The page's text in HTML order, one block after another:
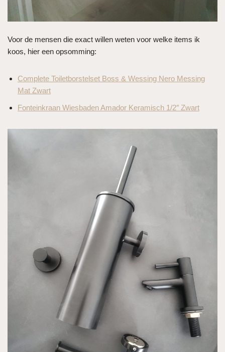
Voor de mensen die exact willen weten voor welke items ik
koos, hier een opsomming:
Complete Toiletborstelset Boss & Wessing Nero Messing
Mat Zwart
Fonteinkraan Wiesbaden Amador Keramisch 1/2″ Zwart